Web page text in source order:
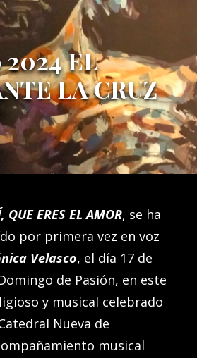
2024 EL
LA CRUZ
QUE ERES EL AMOR, se ha
por primera vez en voz
Velasco, el día 17 de
de Pasión, en este
y musical celebrado
Nueva de
musical